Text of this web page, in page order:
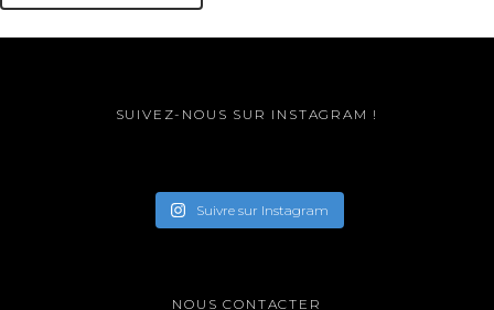
SUIVEZ-NOUS SUR INSTAGRAM !
Suivre sur Instagram
NOUS CONTACTER